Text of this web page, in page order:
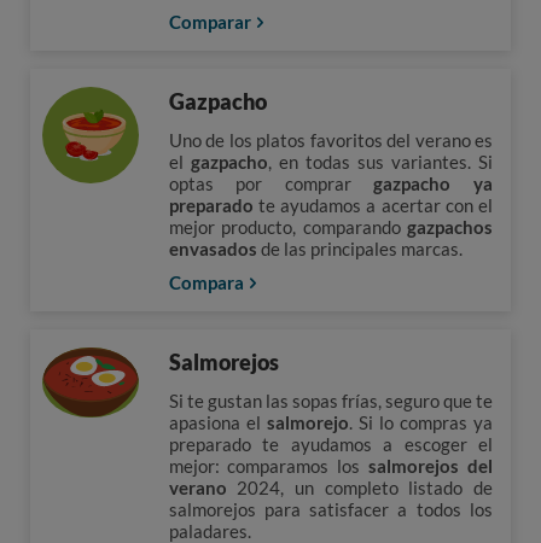
Comparar
Gazpacho
Uno de los platos favoritos del verano es
el gazpacho, en todas sus variantes. Si
optas por comprargazpacho ya
preparado te ayudamos a acertar con el
mejor producto, comparando gazpachos
envasados de las principales marcas.
Compara
Salmorejos
Si te gustan las sopas frías, seguro que te
apasiona el salmorejo. Si lo compras ya
preparado te ayudamos a escoger el
mejor: comparamos lossalmorejos del
verano 2024, un completo listado de
salmorejos para satisfacer a todos los
paladares.